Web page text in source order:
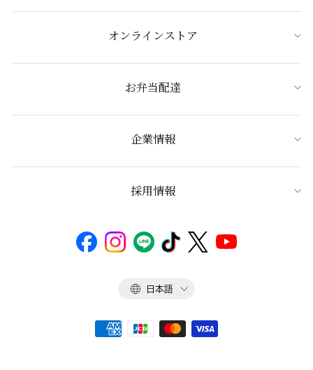
オンラインストア
お弁当配達
企業情報
採用情報
言
日本語